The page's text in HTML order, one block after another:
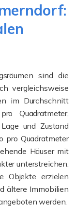
sind die
vergleichsweise
im Durchschnitt
Quadratmeter,
und Zustand
pro Quadratmeter
Häuser mit
unterstreichen.
Objekte erzielen
ältere Immobilien
werden.